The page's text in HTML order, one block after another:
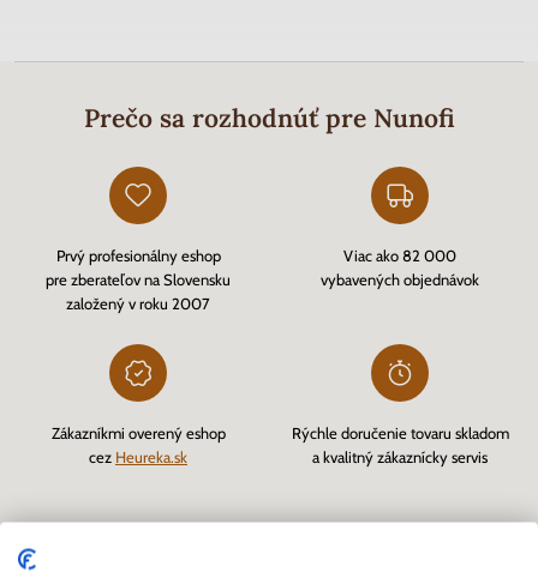
Prečo sa rozhodnúť pre Nunofi
Prvý profesionálny eshop
pre zberateľov na Slovensku
založený v roku 2007
Viac ako 82 000
vybavených objednávok
Zákazníkmi overený eshop
cez Heureka.sk
Rýchle doručenie tovaru skladom
a kvalitný zákaznícky servis